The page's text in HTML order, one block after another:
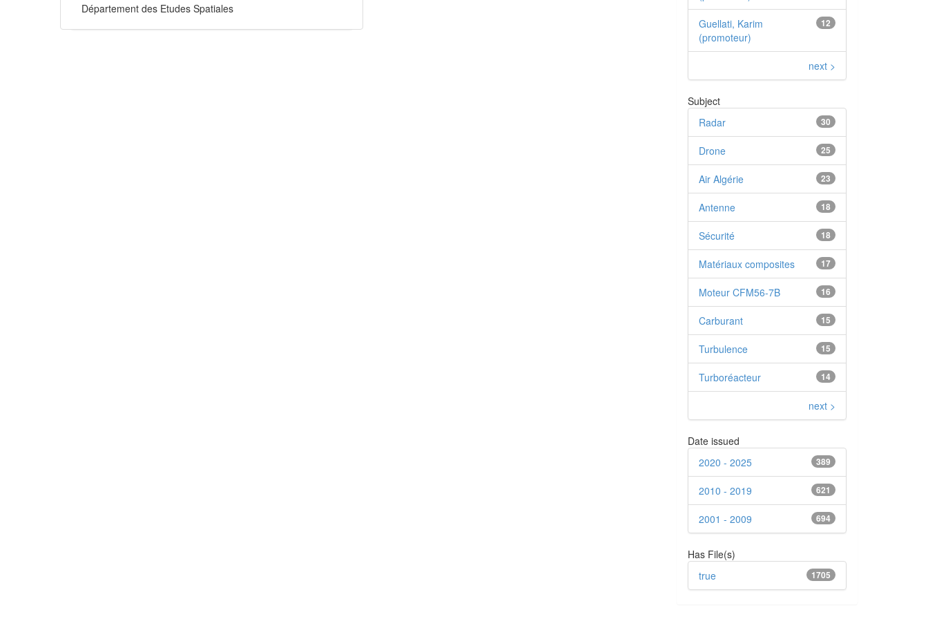
Département des Etudes Spatiales
12
Guellati, Karim
(promoteur)
next >
Subject
30
Radar
25
Drone
23
Air Algérie
18
Antenne
18
Sécurité
17
Matériaux composites
16
Moteur CFM56-7B
15
Carburant
15
Turbulence
14
Turboréacteur
next >
Date issued
389
2020 - 2025
621
2010 - 2019
694
2001 - 2009
Has File(s)
1705
true